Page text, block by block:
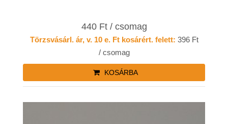
440 Ft / csomag
Törzsvásárl. ár, v. 10 e. Ft kosárért. felett: 396 Ft
/ csomag
KOSÁRBA